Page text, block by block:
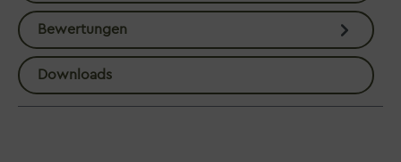
Bewertungen
Downloads